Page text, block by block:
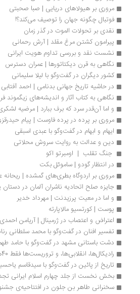
مروری بر هیولاهای دریایی | صبا صحبتی
فوتبال چگونه جهان را توصیف می‌کند؟!
نقدی بر تحولات الموت در گذر زمان
پیرامون کشتن مرغ مقلد | آرش رحمانی
نشست نقد و بررسی تداوم هویت ایرانی
نگاهی به قرن دیکتاتورها | عمران دسترس
کشور دیگران در گفت‌وگو با لیلا سلیمانی
در حاشیه تاریخ جهانی بدنامی | احمد آفتابی
نگاهی به کتاب آثار و اندیشه‌های زیگموند فروید |
و اما آن‌قدر سرد که برف ببارد | مرضیه لشکری
مروری بر پرده در پرده فاوست | پیام حیدرقزوینی
ایهام و ابهام در گفت‌وگو با عبدی اسبقی
دین و عدالت به روایت سروش محلاتی
جنگ تقلب  |  اومبرتو اکو
در انتظار گودو | ساموئل بکت
مروری بر اردوگاه بطری­‌های گمشده | ریحانه عارف‌­نژاد
جایزه صلح اتحادیه ناشران آلمان در دستان یک
و اما در معیت پرزیدنت | مهرداد خدیر
پوست | کورتسیو مالاپارته
اعتراض و اعتصاب در ژرمینال | آریامن احمدی
تفسیر افنان در گفت‌وگو با محمد سلطانی رنانی
دشت باستانی مشهد در گفت‌وگو با حامد طهماسبی
رادیکال‌ها، انقلابی‌ها، و تروریست‌ها فقط 40هزارتومان!
تاریخ از پائین در گفت‌وگو با سیدقاسم یاحسینی
بخش نخست از جلد چهارم اسلام ایرانی تجدید